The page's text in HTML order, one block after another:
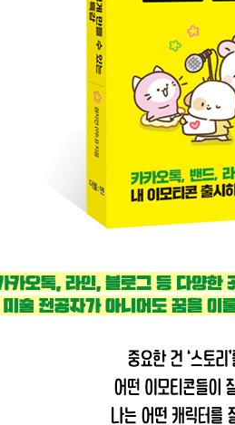
작가 인터뷰: 모찌모찌 민두_ 화유 작가